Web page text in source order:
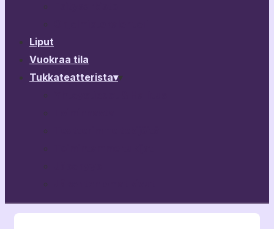
Liput
Vuokraa tila
Tukkateatterista▾▾